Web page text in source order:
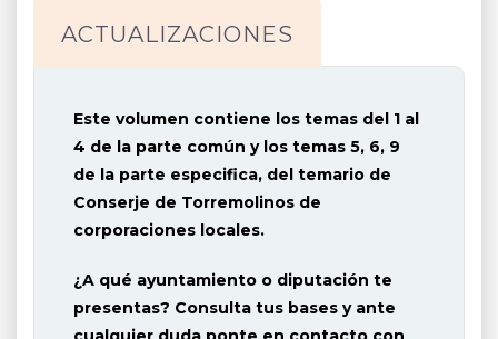
ACTUALIZACIONES
Este volumen contiene los temas del 1 al
4 de la parte común y los temas 5, 6, 9
de la parte especifica, del temario de
Conserje de Torremolinos de
corporaciones locales.
¿A qué ayuntamiento o diputación te
presentas? Consulta tus bases y ante